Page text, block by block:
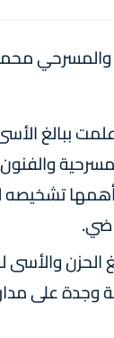
والمسرحي
ببالغ
والفنون
تشخيصه
الحزن
وجدة على